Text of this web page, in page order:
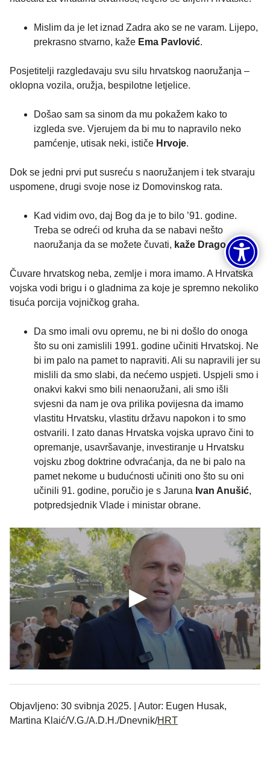
Mislim da je let iznad Zadra ako se ne varam. Lijepo,
prekrasno stvarno, kaže Ema Pavlović.
Posjetitelji razgledavaju svu silu hrvatskog naoružanja –
oklopna vozila, oružja, bespilotne letjelice.
Došao sam sa sinom da mu pokažem kako to
izgleda sve. Vjerujem da bi mu to napravilo neko
pamćenje, utisak neki, ističe Hrvoje.
Dok se jedni prvi put susreću s naoružanjem i tek stvaraju
uspomene, drugi svoje nose iz Domovinskog rata.
Kad vidim ovo, daj Bog da je to bilo ’91. godine.
Treba se odreći od kruha da se nabavi nešto
naoružanja da se možete čuvati, kaže Drago Ćavar.
Čuvare hrvatskog neba, zemlje i mora imamo. A Hrvatska
vojska vodi brigu i o gladnima za koje je spremno nekoliko
tisuća porcija vojničkog graha.
Da smo imali ovu opremu, ne bi ni došlo do onoga
što su oni zamislili 1991. godine učiniti Hrvatskoj. Ne
bi im palo na pamet to napraviti. Ali su napravili jer su
mislili da smo slabi, da nećemo uspjeti. Uspjeli smo i
onakvi kakvi smo bili nenaoružani, ali smo išli
svjesni da nam je ova prilika povijesna da imamo
vlastitu Hrvatsku, vlastitu državu napokon i to smo
ostvarili. I zato danas Hrvatska vojska upravo čini to
opremanje, usavršavanje, investiranje u Hrvatsku
vojsku zbog doktrine odvraćanja, da ne bi palo na
pamet nekome u budućnosti učiniti ono što su oni
učinili 91. godine, poručio je s Jaruna Ivan Anušić,
potpredsjednik Vlade i ministar obrane.
Objavljeno: 30 svibnja 2025. | Autor: Eugen Husak,
Martina Klaić/V.G./A.D.H./Dnevnik/HRT